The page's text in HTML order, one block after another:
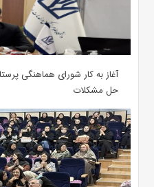
آغاز به کار شورای هماهنگی
حل مشکلات